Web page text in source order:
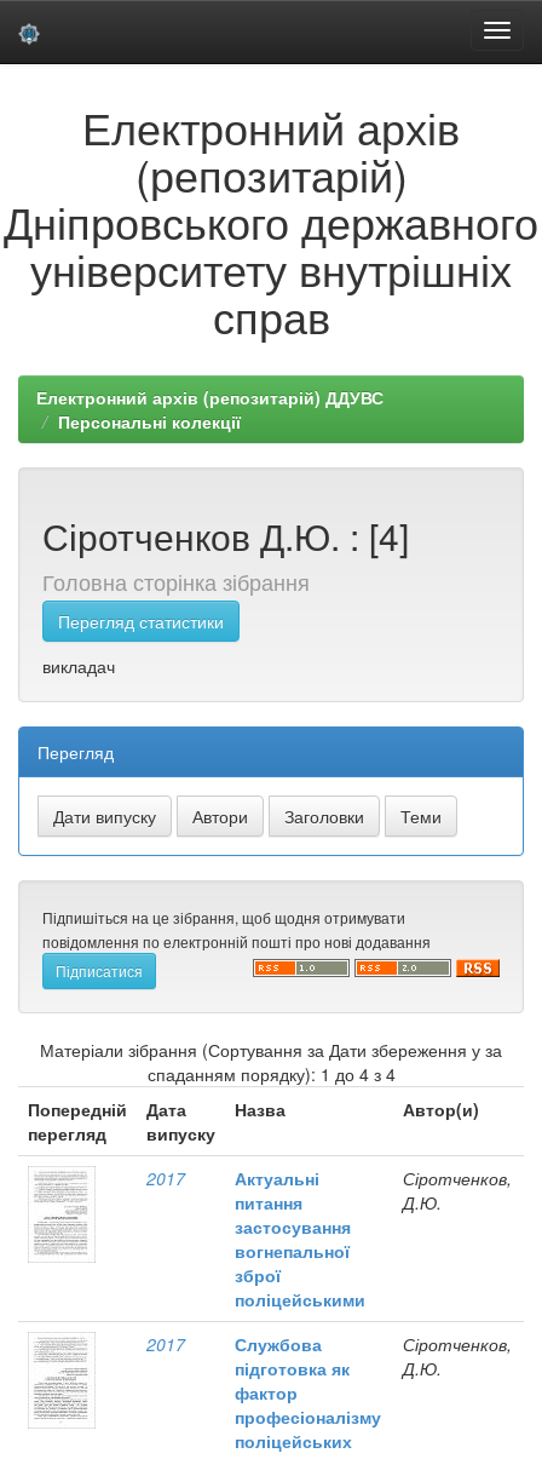
Електронний архів
(репозитарій)
Дніпровського державного
університету внутрішніх
справ
Електронний архів (репозитарій) ДДУВС
Персональні колекції
Сіротченков Д.Ю. : [4]
Головна сторінка зібрання
Перегляд статистики
викладач
Перегляд
Підпишіться на це зібрання, щоб щодня отримувати
повідомлення по електронній пошті про нові додавання
Матеріали зібрання (Сортування за Дати збереження у за
спаданням порядку): 1 до 4 з 4
Попередній
перегляд
Дата
випуску
Назва Автор(и)
2017
Актуальні
питання
застосування
вогнепальної
зброї
поліцейськими
Сіротченков,
Д.Ю.
2017
Службова
підготовка як
фактор
професіоналізму
поліцейських
Сіротченков,
Д.Ю.